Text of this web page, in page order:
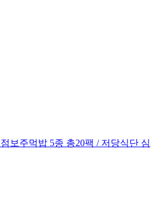
보주먹밥 5종 총20팩 / 저당식단 심